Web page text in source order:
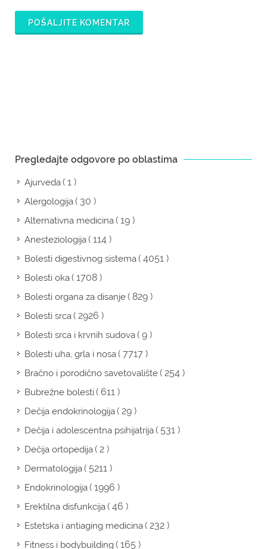
POŠALJITE KOMENTAR
Pregledajte odgovore po oblastima
Ajurveda( 1 )
Alergologija( 30 )
Alternativna medicina( 19 )
Anesteziologija( 114 )
Bolesti digestivnog sistema( 4051 )
Bolesti oka( 1708 )
Bolesti organa za disanje( 829 )
Bolesti srca( 2926 )
Bolesti srca i krvnih sudova( 9 )
Bolesti uha, grla i nosa( 7717 )
Bračno i porodično savetovalište( 254 )
Bubrežne bolesti( 611 )
Dečija endokrinologija( 29 )
Dečija i adolescentna psihijatrija( 531 )
Dečija ortopedija( 2 )
Dermatologija( 5211 )
Endokrinologija( 1996 )
Erektilna disfunkcija( 46 )
Estetska i antiaging medicina( 232 )
Fitness i bodybuilding( 165 )